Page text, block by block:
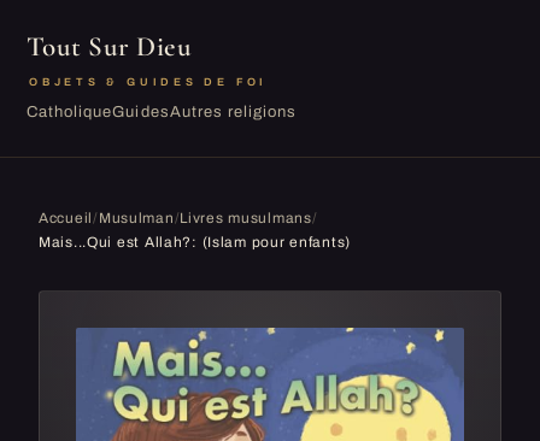
Tout Sur Dieu
OBJETS & GUIDES DE FOI
CatholiqueGuidesAutres religions
Accueil/ Musulman/Livres musulmans/
Mais...Qui est Allah?: (Islam pour enfants)